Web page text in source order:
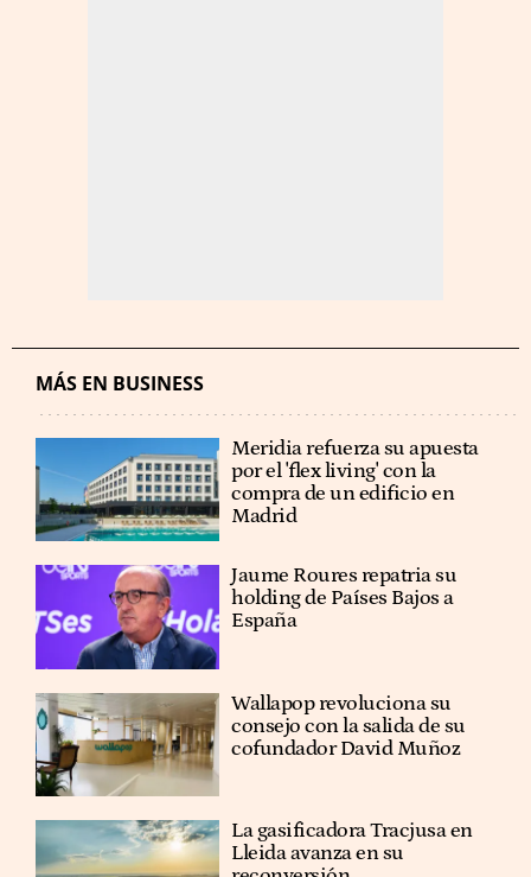
MÁS EN BUSINESS
Meridia refuerza su apuesta
por el 'flex living' con la
compra de un edificio en
Madrid
Jaume Roures repatria su
holding de Países Bajos a
España
Wallapop revoluciona su
consejo con la salida de su
cofundador David Muñoz
La gasificadora Tracjusa en
Lleida avanza en su